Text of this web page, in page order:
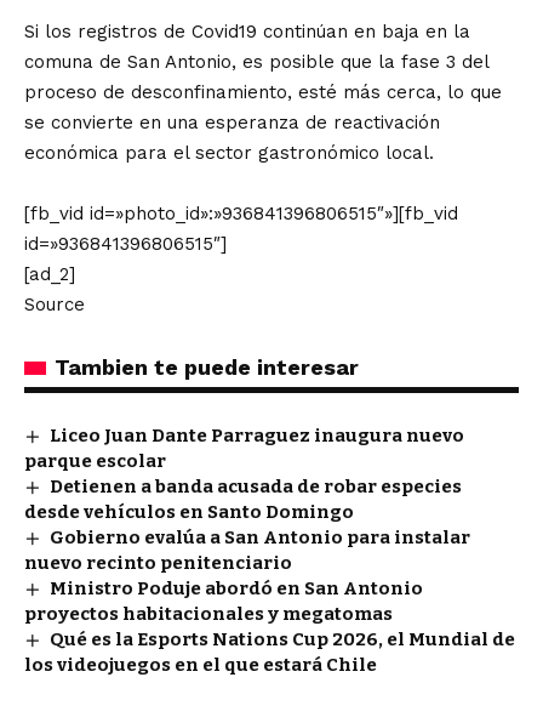
Si los registros de Covid19 continúan en baja en la
comuna de San Antonio, es posible que la fase 3 del
proceso de desconfinamiento, esté más cerca, lo que
se convierte en una esperanza de reactivación
económica para el sector gastronómico local.
[fb_vid id=»photo_id»:»936841396806515″»][fb_vid
id=»936841396806515″]
[ad_2]
Source
Tambien te puede interesar
Liceo Juan Dante Parraguez inaugura nuevo
parque escolar
Detienen a banda acusada de robar especies
desde vehículos en Santo Domingo
Gobierno evalúa a San Antonio para instalar
nuevo recinto penitenciario
Ministro Poduje abordó en San Antonio
proyectos habitacionales y megatomas
Qué es la Esports Nations Cup 2026, el Mundial de
los videojuegos en el que estará Chile